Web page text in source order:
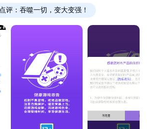
评： 吞噬一切，变大变强！